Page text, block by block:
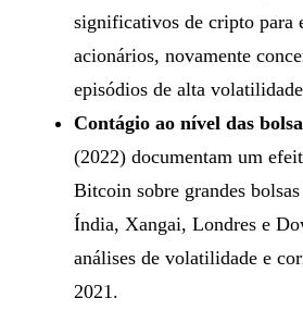
significativos de cripto para
acionários, novamente
episódios de alta
Contágio ao nível das
(2022) documentam um
Bitcoin sobre grandes
Índia, Xangai, Londres e
análises de volatilidade e
2021.